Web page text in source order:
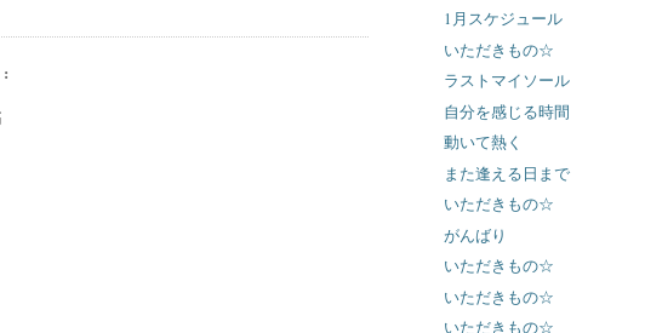
1月スケジュール
いただきもの☆
ラストマイソール
自分を感じる時間
動いて熱く
また逢える日まで
いただきもの☆
がんばり
いただきもの☆
いただきもの☆
いただきもの☆